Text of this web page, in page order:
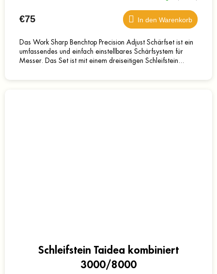
€75 In den Warenkorb
Das Work Sharp Benchtop Precision Adjust Schärfset ist ein
umfassendes und einfach einstellbares Schärfsystem für
Messer. Das Set ist mit einem dreiseitigen Schleifstein...
Schleifstein Taidea kombiniert
3000/8000